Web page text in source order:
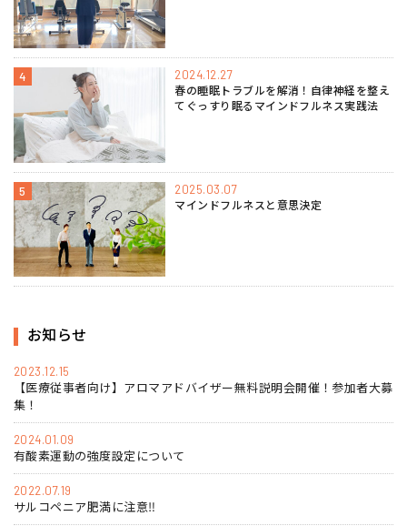
4 2024.12.27
春の睡眠トラブルを解消！自律神経を整え
てぐっすり眠るマインドフルネス実践法
5 2025.03.07
マインドフルネスと意思決定
お知らせ
2023.12.15
【医療従事者向け】アロマアドバイザー無料説明会開催！参加者大募
集！
2024.01.09
有酸素運動の強度設定について
2022.07.19
サルコペニア肥満に注意‼